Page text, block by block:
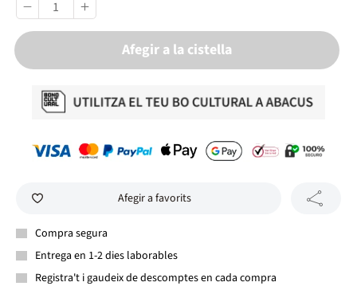
Afegir a la cistella
Afegir a favorits
Compra segura
Entrega en 1-2 dies laborables
Registra't i gaudeix de descomptes en cada compra